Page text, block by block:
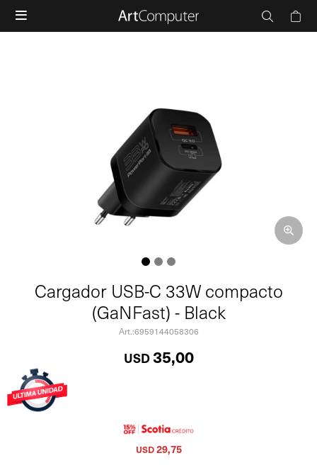

Cargador USB-C 33W compacto
(GaNFast) - Black
6959144058306
USD 35,00
USD29,75